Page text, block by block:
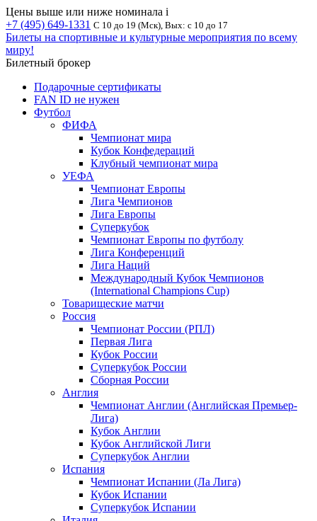
Цены выше или ниже номинала i
+7 (495) 649-1331 С 10 до 19 (Мск), Вых: с 10 до 17
Билеты на спортивные и культурные мероприятия по всему
миру!
Билетный брокер
Подарочные сертификаты
FAN ID не нужен
Футбол
ФИФА
Чемпионат мира
Кубок Конфедераций
Клубный чемпионат мира
УЕФА
Чемпионат Европы
Лига Чемпионов
Лига Европы
Суперкубок
Чемпионат Европы по футболу
Лига Конференций
Лига Наций
Международный Кубок Чемпионов
(International Champions Cup)
Товарищеские матчи
Россия
Чемпионат России (РПЛ)
Первая Лига
Кубок России
Суперкубок России
Сборная России
Англия
Чемпионат Англии (Английская Премьер-
Лига)
Кубок Англии
Кубок Английской Лиги
Суперкубок Англии
Испания
Чемпионат Испании (Ла Лига)
Кубок Испании
Суперкубок Испании